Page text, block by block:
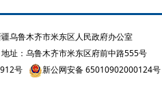
乌鲁木齐市米东区人民政府办公室
地址：乌鲁木齐市米东区府前中路555号
号
新公网安备 65010902000124号